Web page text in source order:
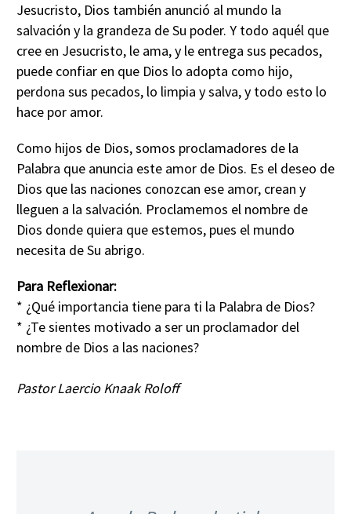
Jesucristo, Dios también anunció al mundo la
salvación y la grandeza de Su poder. Y todo aquél que
cree en Jesucristo, le ama, y le entrega sus pecados,
puede confiar en que Dios lo adopta como hijo,
perdona sus pecados, lo limpia y salva, y todo esto lo
hace por amor.
Como hijos de Dios, somos proclamadores de la
Palabra que anuncia este amor de Dios. Es el deseo de
Dios que las naciones conozcan ese amor, crean y
lleguen a la salvación. Proclamemos el nombre de
Dios donde quiera que estemos, pues el mundo
necesita de Su abrigo.
Para Reflexionar:
* ¿Qué importancia tiene para ti la Palabra de Dios?
* ¿Te sientes motivado a ser un proclamador del
nombre de Dios a las naciones?
Pastor Laercio Knaak Roloff